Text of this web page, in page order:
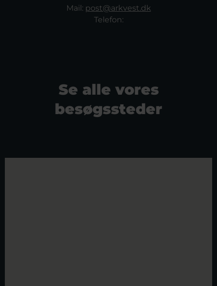
Mail: post@arkvest.dk
Telefon:
Se alle vores
besøgssteder